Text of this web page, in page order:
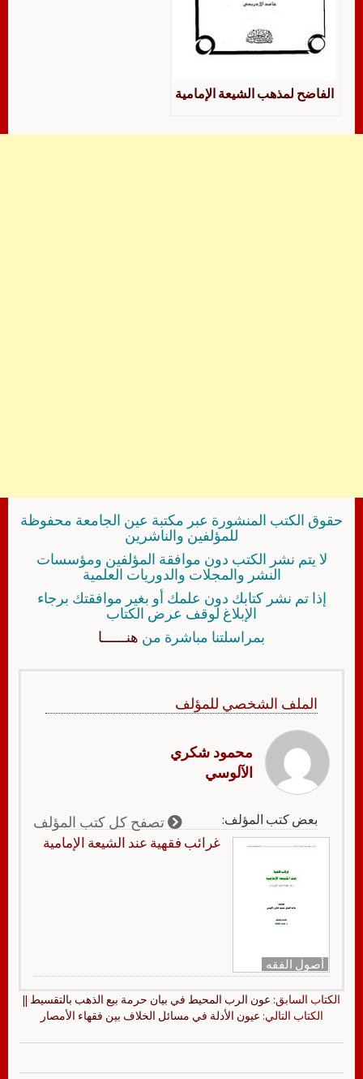
الفاضح لمذهب الشيعة الإمامية
حقوق الكتب المنشورة عبر مكتبة عين الجامعة محفوظة
للمؤلفين والناشرين
لا يتم نشر الكتب دون موافقة المؤلفين ومؤسسات
النشر والمجلات والدوريات العلمية
إذا تم نشر كتابك دون علمك أو بغير موافقتك برجاء
الإبلاغ لوقف عرض الكتاب
بمراسلتنا مباشرة من هنــــــا
الملف الشخصي للمؤلف
محمود شكري
الآلوسي
بعض كتب المؤلف: تصفح كل كتب المؤلف
أصول الفقه
غرائب فقهية عند الشيعة الإمامية
الكتاب السابق: عون الرب المحيط في بيان حرمة بيع الذهب بالتقسيط ||
الكتاب التالي: عيون الأدلة في مسائل الخلاف بين فقهاء الأمصار